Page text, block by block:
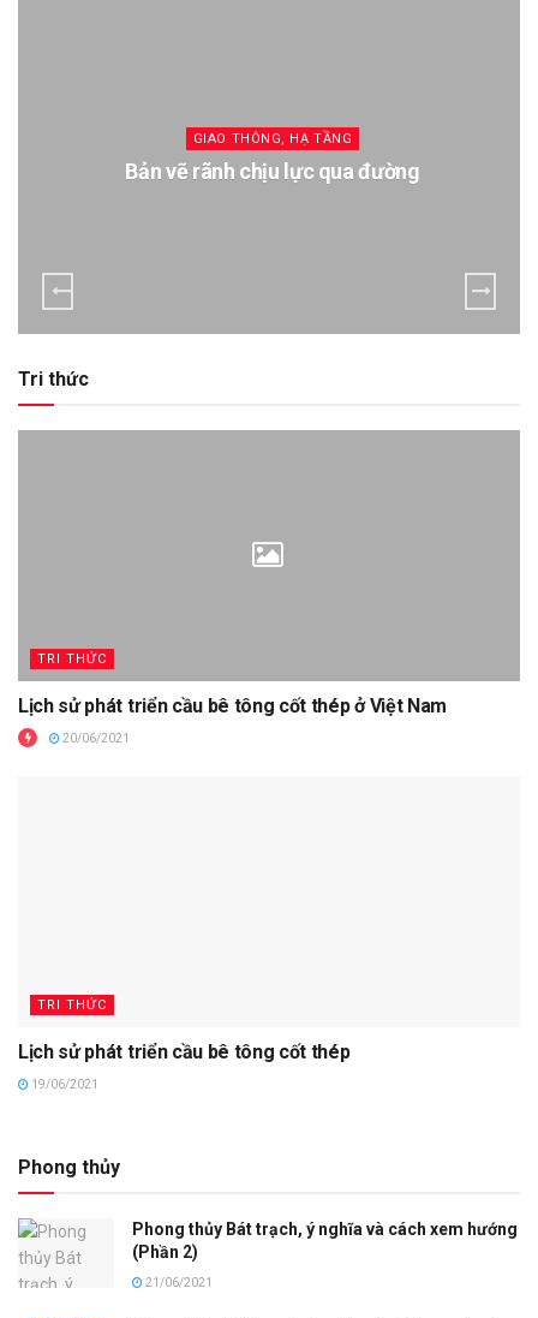
GIAO THÔNG, HẠ TẦNG
Bản vẽ rãnh chịu lực qua đường
Tri thức
TRI THỨC
Lịch sử phát triển cầu bê tông cốt thép ở Việt Nam
20/06/2021
TRI THỨC
Lịch sử phát triển cầu bê tông cốt thép
19/06/2021
Phong thủy
Phong thủy Bát trạch, ý nghĩa và cách xem hướng
(Phần 2)
21/06/2021